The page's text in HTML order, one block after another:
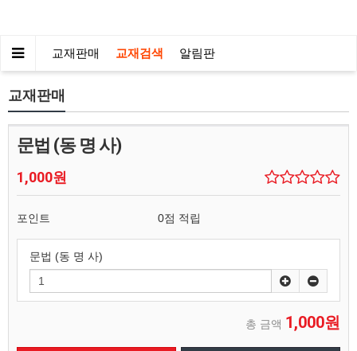
교재판매 교재검색 알림판
교재판매
문법 (동 명 사)
1,000원
포인트 0점 적립
문법 (동 명 사)
총 금액 1,000원